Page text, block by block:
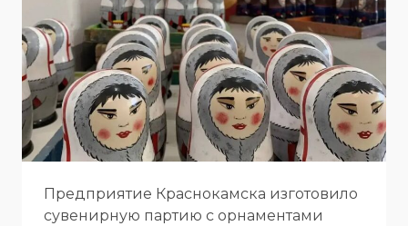
Предприятие Краснокамска изготовило
сувенирную партию с орнаментами